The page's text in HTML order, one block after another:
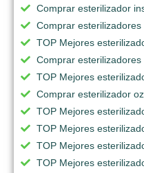
Comprar esterilizador
Comprar
TOP Mejores
Comprar esterilizadores
TOP Mejores
Comprar esterilizador
TOP Mejores
TOP Mejores
TOP Mejores
TOP Mejores